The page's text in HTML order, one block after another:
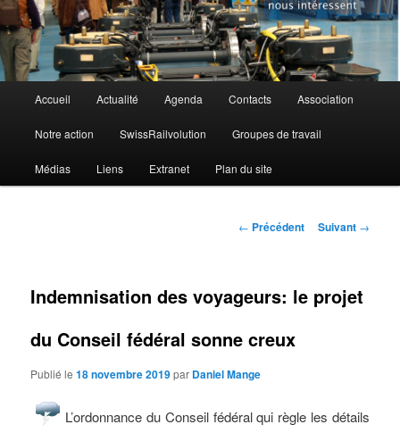
principal
Accueil Actualité Agenda Contacts Association
Notre action SwissRailvolution Groupes de travail
Médias Liens Extranet Plan du site
Navigation
← Précédent Suivant →
Indemnisation des voyageurs: le projet
du Conseil fédéral sonne creux
Publié le18 novembre 2019par Daniel Mange
L’ordonnance du Conseil fédéral qui règle les détails